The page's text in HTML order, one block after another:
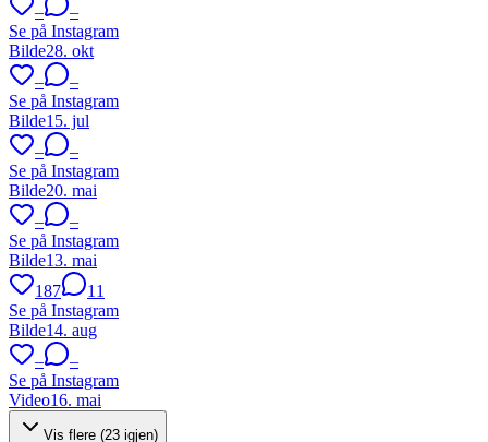
–
–
Se på Instagram
Bilde28. okt
–
–
Se på Instagram
Bilde15. jul
–
–
Se på Instagram
Bilde20. mai
–
–
Se på Instagram
Bilde13. mai
187
11
Se på Instagram
Bilde14. aug
–
–
Se på Instagram
Video16. mai
Vis flere (23 igjen)